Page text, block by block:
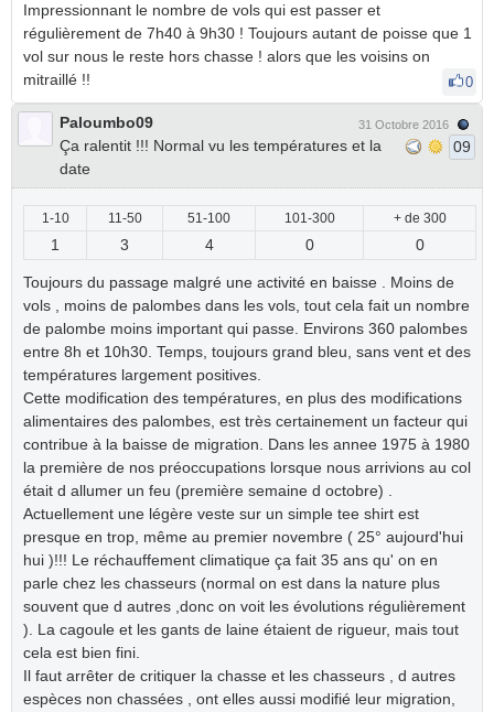
Impressionnant le nombre de vols qui est passer et
régulièrement de 7h40 à 9h30 ! Toujours autant de poisse que 1
vol sur nous le reste hors chasse ! alors que les voisins on
mitraillé !!
0
Paloumbo09
Ça ralentit !!! Normal vu les températures et la
date
31 Octobre 2016
09
1-10 11-50 51-100 101-300 + de 300
1 3 4 0 0
Toujours du passage malgré une activité en baisse . Moins de
vols , moins de palombes dans les vols, tout cela fait un nombre
de palombe moins important qui passe. Environs 360 palombes
entre 8h et 10h30. Temps, toujours grand bleu, sans vent et des
températures largement positives.
Cette modification des températures, en plus des modifications
alimentaires des palombes, est très certainement un facteur qui
contribue à la baisse de migration. Dans les annee 1975 à 1980
la première de nos préoccupations lorsque nous arrivions au col
était d allumer un feu (première semaine d octobre) .
Actuellement une légère veste sur un simple tee shirt est
presque en trop, même au premier novembre ( 25° aujourd'hui
hui )!!! Le réchauffement climatique ça fait 35 ans qu' on en
parle chez les chasseurs (normal on est dans la nature plus
souvent que d autres ,donc on voit les évolutions régulièrement
). La cagoule et les gants de laine étaient de rigueur, mais tout
cela est bien fini.
Il faut arrêter de critiquer la chasse et les chasseurs , d autres
espèces non chassées , ont elles aussi modifié leur migration,